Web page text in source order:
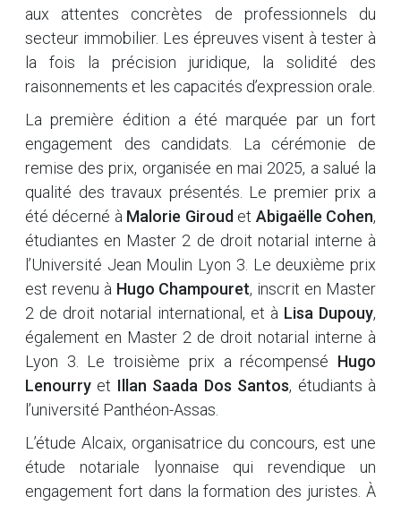
aux attentes concrètes de professionnels du
secteur immobilier. Les épreuves visent à tester à
la fois la précision juridique, la solidité des
raisonnements et les capacités d’expression orale.
La première édition a été marquée par un fort
engagement des candidats. La cérémonie de
remise des prix, organisée en mai 2025, a salué la
qualité des travaux présentés. Le premier prix a
été décerné à Malorie Giroud et Abigaëlle Cohen,
étudiantes en Master 2 de droit notarial interne à
l’Université Jean Moulin Lyon 3. Le deuxième prix
est revenu à Hugo Champouret, inscrit en Master
2 de droit notarial international, et à Lisa Dupouy,
également en Master 2 de droit notarial interne à
Lyon 3. Le troisième prix a récompensé Hugo
Lenourry et Illan Saada Dos Santos, étudiants à
l’université Panthéon-Assas.
L’étude Alcaix, organisatrice du concours, est une
étude notariale lyonnaise qui revendique un
engagement fort dans la formation des juristes. À